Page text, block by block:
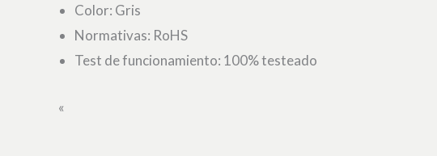
Color: Gris
Normativas: RoHS
Test de funcionamiento: 100% testeado
«